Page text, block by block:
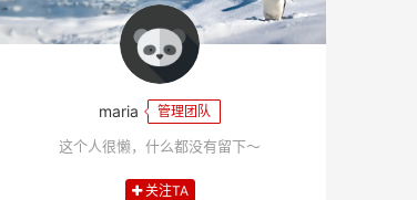
maria 管理团队
这个人很懒，什么都没有留下～
关注TA